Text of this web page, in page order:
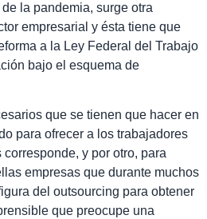
la pandemia, surge otra
empresarial y ésta tiene que
a la Ley Federal del Trabajo
bajo el esquema de
que se tienen que hacer en
para ofrecer a los trabajadores
corresponde, y por otro, para
empresas que durante muchos
del outsourcing para obtener
que preocupe una